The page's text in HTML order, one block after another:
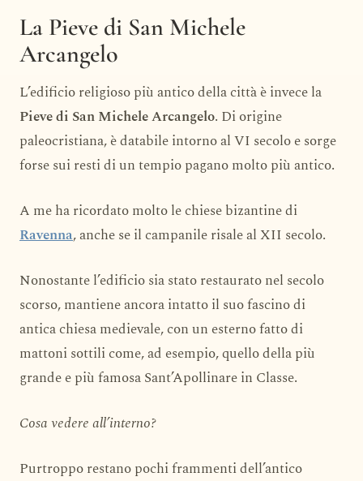
La Pieve di San Michele
Arcangelo
L’edificio religioso più antico della città è invece la
Pieve di San Michele Arcangelo. Di origine
paleocristiana, è databile intorno al VI secolo e sorge
forse sui resti di un tempio pagano molto più antico.
A me ha ricordato molto le chiese bizantine di
Ravenna, anche se il campanile risale al XII secolo.
Nonostante l’edificio sia stato restaurato nel secolo
scorso, mantiene ancora intatto il suo fascino di
antica chiesa medievale, con un esterno fatto di
mattoni sottili come, ad esempio, quello della più
grande e più famosa Sant’Apollinare in Classe.
Cosa vedere all’interno?
Purtroppo restano pochi frammenti dell’antico